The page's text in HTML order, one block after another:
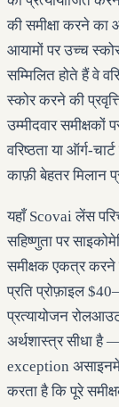
की समीक्षा करने का
आयामों पर उच्च
सम्मिलित होते हैं वे
स्कोर करने की
उम्मीदवार
वरिष्ठता या ऑर्ग-
काफ़ी बेहतर मिलान
यहाँ Scovai लेंस
सहिष्णुता पर
समीक्षक एकत्र
प्रति प्रोफ़ाइल
प्रत्यायोजन
अर्थशास्त्र सीधा
exception
करता है कि पूरे